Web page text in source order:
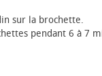
sur la brochette.
pendant 6 à 7